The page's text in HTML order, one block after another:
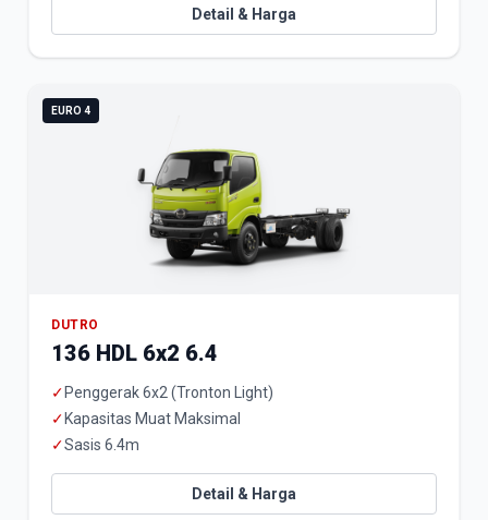
Detail & Harga
EURO 4
DUTRO
136 HDL 6x2 6.4
✓ Penggerak 6x2 (Tronton Light)
✓ Kapasitas Muat Maksimal
✓Sasis 6.4m
Detail & Harga